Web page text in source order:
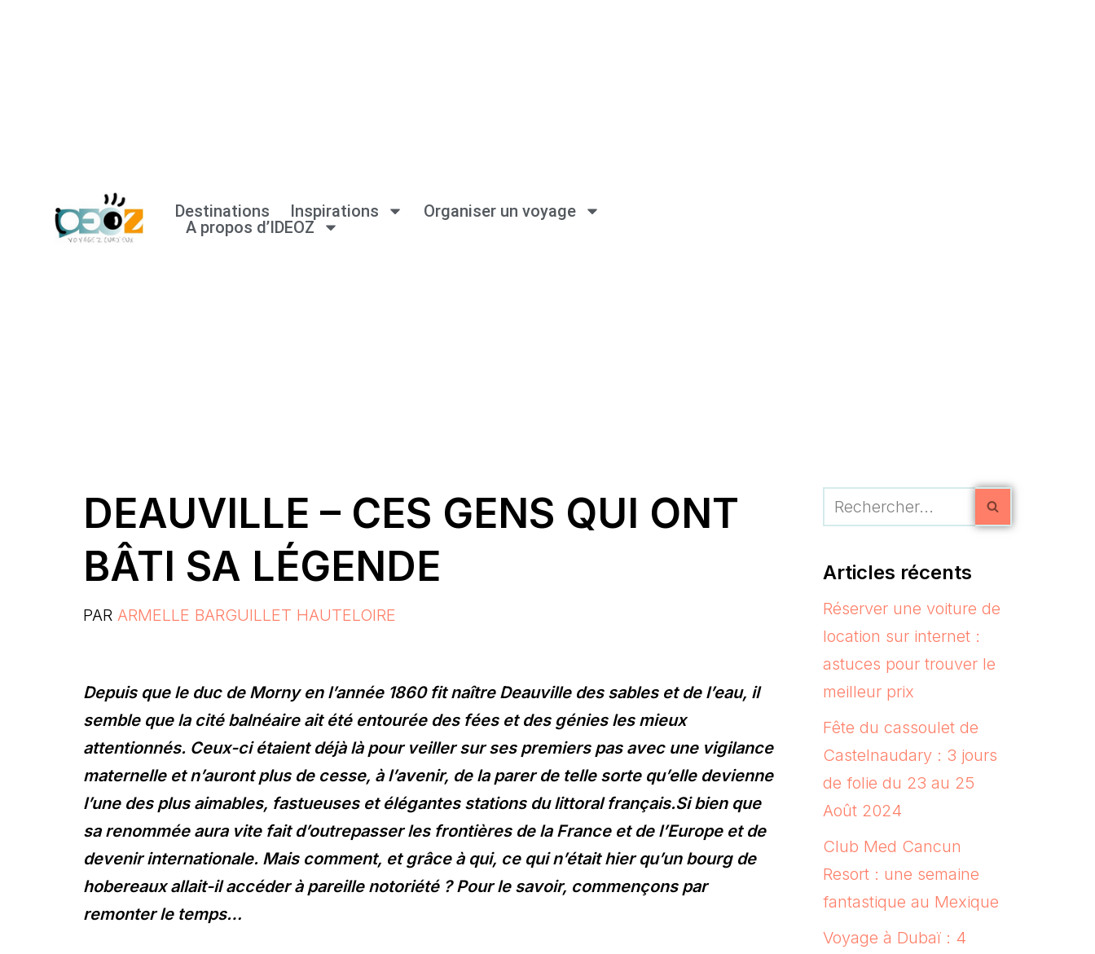
Destinations Inspirations
Organiser un voyage
A propos d’IDEOZ
DEAUVILLE – CES GENS QUI ONT
BÂTI SA LÉGENDE
PAR ARMELLE BARGUILLET HAUTELOIRE
Depuis que le duc de Morny en l’année 1860 fit naître Deauville des sables et de l’eau, il
semble que la cité balnéaire ait été entourée des fées et des génies les mieux
attentionnés. Ceux-ci étaient déjà là pour veiller sur ses premiers pas avec une vigilance
maternelle et n’auront plus de cesse, à l’avenir, de la parer de telle sorte qu’elle devienne
l’une des plus aimables, fastueuses et élégantes stations du littoral français.Si bien que
sa renommée aura vite fait d’outrepasser les frontières de la France et de l’Europe et de
devenir internationale. Mais comment, et grâce à qui, ce qui n’était hier qu’un bourg de
hobereaux allait-il accéder à pareille notoriété ? Pour le savoir, commençons par
remonter le temps…
Articles récents
Réserver une voiture de
location sur internet :
astuces pour trouver le
meilleur prix
Fête du cassoulet de
Castelnaudary : 3 jours
de folie du 23 au 25
Août 2024
Club Med Cancun
Resort : une semaine
fantastique au Mexique
Voyage à Dubaï : 4